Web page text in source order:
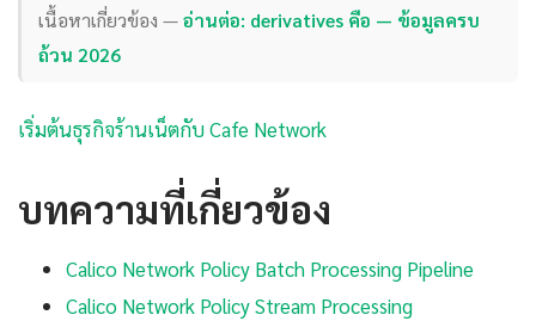
เนื้อหาเกี่ยวข้อง —อ่านต่อ: derivatives คือ — ข้อมูลครบ
ถ้วน 2026
เริ่มต้นธุรกิจร้านเน็ตกับ Cafe Network
บทความที่เกี่ยวข้อง
Calico Network Policy Batch Processing Pipeline
Calico Network Policy Stream Processing